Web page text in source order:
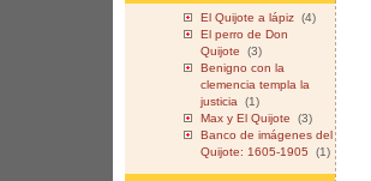
El Quijote a lápiz (4)
El perro de Don
Quijote
(3)
Benigno con la
clemencia templa la
justicia
(1)
Max y El Quijote
(3)
Banco de imágenes del
Quijote: 1605-1905
(1)